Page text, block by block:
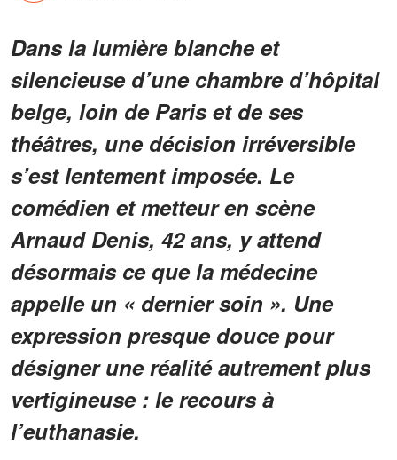
Dans la lumière blanche et
silencieuse d’une chambre d’hôpital
belge, loin de Paris et de ses
théâtres, une décision irréversible
s’est lentement imposée. Le
comédien et metteur en scène
Arnaud Denis, 42 ans, y attend
désormais ce que la médecine
appelle un « dernier soin ». Une
expression presque douce pour
désigner une réalité autrement plus
vertigineuse : le recours à
l’euthanasie.